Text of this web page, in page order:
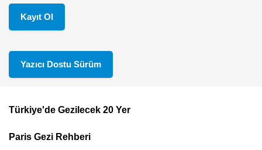
Kayıt Ol
Yazıcı Dostu Sürüm
Footer
Top
Türkiye'de Gezilecek 20 Yer
Paris Gezi Rehberi